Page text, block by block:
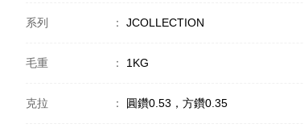
系列 ： JCOLLECTION
毛重 ： 1KG
克拉 ： 圓鑽0.53，方鑽0.35